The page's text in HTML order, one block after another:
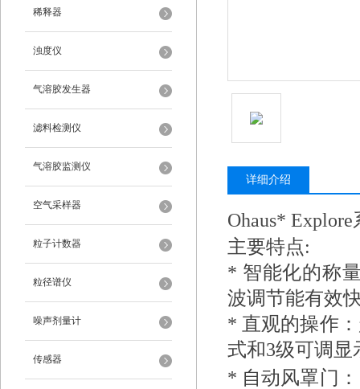
稀释器
浊度仪
气溶胶发生器
滤料检测仪
气溶胶监测仪
空气采样器
粒子计数器
粒径谱仪
噪声剂量计
传感器
详细介绍
Ohaus* Explore
主要特点:
* 智能化的称
波调节能有效
* 直观的操作
式和3级可调
* 自动风罩门